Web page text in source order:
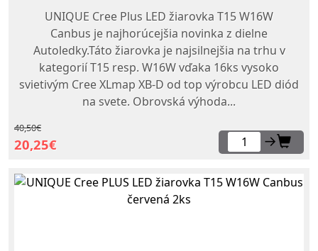
UNIQUE Cree Plus LED žiarovka T15 W16W
Canbus je najhorúcejšia novinka z dielne
Autoledky.Táto žiarovka je najsilnejšia na trhu v
kategorií T15 resp. W16W vďaka 16ks vysoko
svietivým Cree XLmap XB-D od top výrobcu LED diód
na svete. Obrovská výhoda...
40,50€
20,25€ →